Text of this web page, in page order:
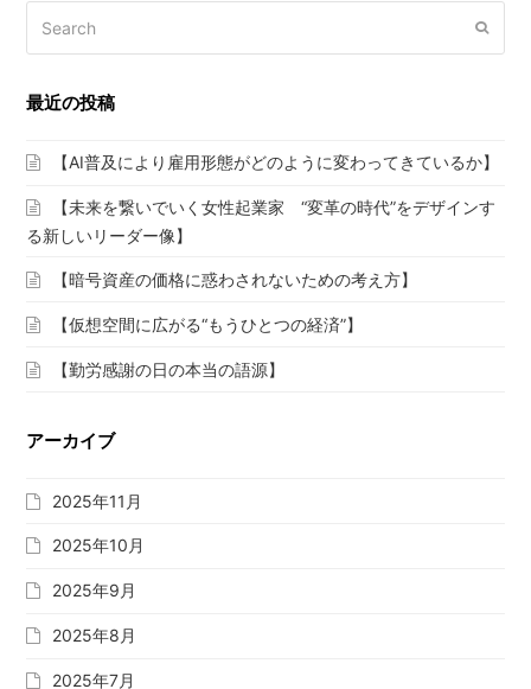
最近の投稿
【AI普及により雇用形態がどのように変わってきているか】
【未来を繋いでいく女性起業家 “変革の時代”をデザインす
る新しいリーダー像】
【暗号資産の価格に惑わされないための考え方】
【仮想空間に広がる“もうひとつの経済”】
【勤労感謝の日の本当の語源】
アーカイブ
2025年11月
2025年10月
2025年9月
2025年8月
2025年7月